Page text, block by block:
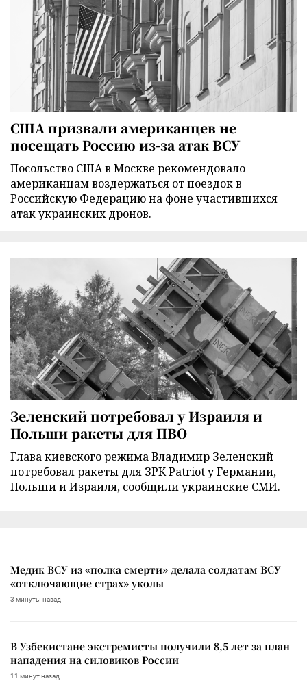
США призвали американцев не
посещать Россию из-за атак ВСУ
Посольство США в Москве рекомендовало
американцам воздержаться от поездок в
Российскую Федерацию на фоне участившихся
атак украинских дронов.
Зеленский потребовал у Израиля и
Польши ракеты для ПВО
Глава киевского режима Владимир Зеленский
потребовал ракеты для ЗРК Patriot у Германии,
Польши и Израиля, сообщили украинские СМИ.
Медик ВСУ из «полка смерти» делала солдатам ВСУ
«отключающие страх» уколы
3 минуты назад
В Узбекистане экстремисты получили 8,5 лет за план
нападения на силовиков России
11 минут назад